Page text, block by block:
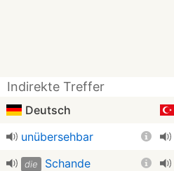
Indirekte Treffer
Deutsch
unübersehbar
die Schande